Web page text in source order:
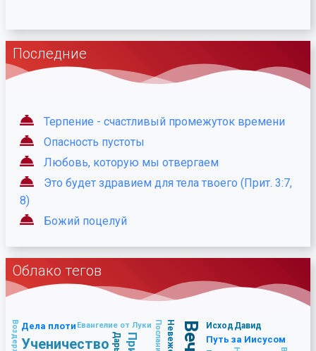
Последние
Терпение - счастливый промежуток времени
Опасность пустоты
Любовь, которую мы отвергаем
Это будет здравием для тела твоего (Прит. 3:7,
8)
Божий поцелуй
Облако тегов
Дела плоти Евангелие от Луки Исход
Ученичество Путь за Иисусом
Давид